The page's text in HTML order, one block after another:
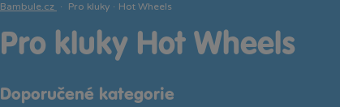
Bambule.cz · Pro kluky · Hot Wheels
Pro kluky Hot Wheels
Doporučené kategorie